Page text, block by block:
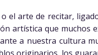
el arte de recitar,
artística que muchos
a nuestra cultura